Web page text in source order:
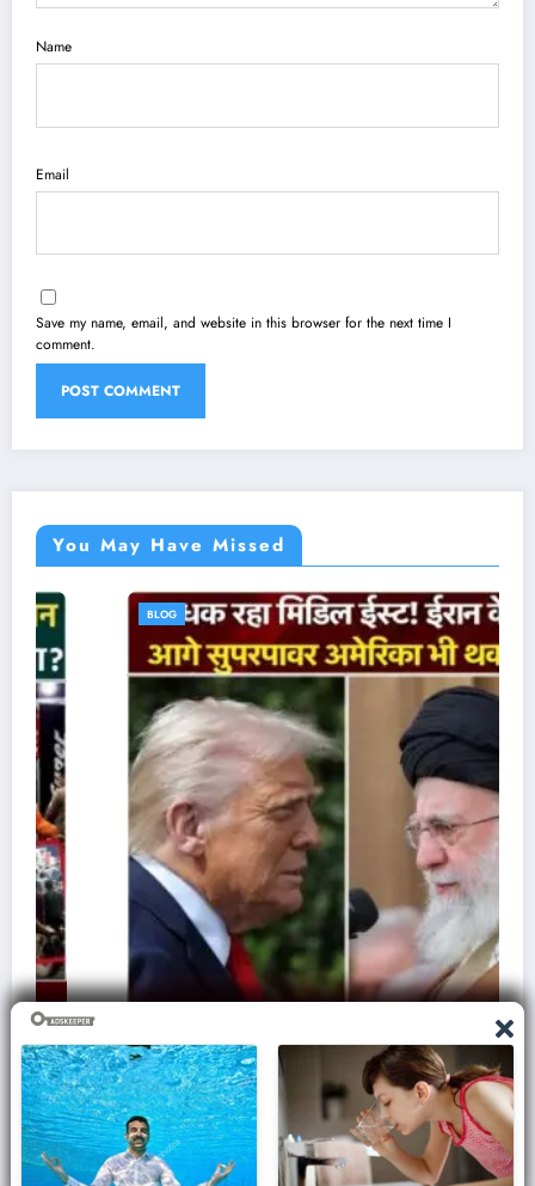
Name
Email
Save my name, email, and website in this browser for the next time I
comment.
You May Have Missed
BLOG
ज़मीन पर आक्रमण करने से क्यों घबराती है अमेरिकी सेना,
समझिए असली वजह..
March 7, 2026 Admin